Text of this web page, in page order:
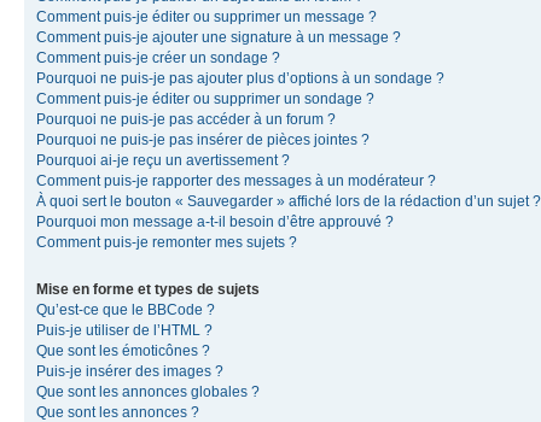
Comment puis-je éditer ou supprimer un message ?
Comment puis-je ajouter une signature à un message ?
Comment puis-je créer un sondage ?
Pourquoi ne puis-je pas ajouter plus d’options à un sondage ?
Comment puis-je éditer ou supprimer un sondage ?
Pourquoi ne puis-je pas accéder à un forum ?
Pourquoi ne puis-je pas insérer de pièces jointes ?
Pourquoi ai-je reçu un avertissement ?
Comment puis-je rapporter des messages à un modérateur ?
À quoi sert le bouton « Sauvegarder » affiché lors de la rédaction d’un sujet ?
Pourquoi mon message a-t-il besoin d’être approuvé ?
Comment puis-je remonter mes sujets ?
Mise en forme et types de sujets
Qu’est-ce que le BBCode ?
Puis-je utiliser de l’HTML ?
Que sont les émoticônes ?
Puis-je insérer des images ?
Que sont les annonces globales ?
Que sont les annonces ?